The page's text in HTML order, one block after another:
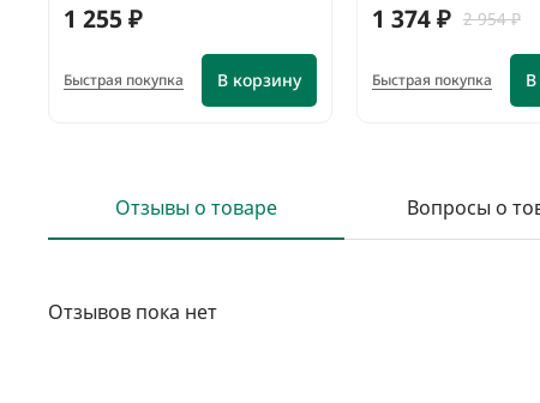
1 255 ₽
В корзину
Быстрая покупка
1 374 ₽ 2 954 ₽
Быстрая покупка
Отзывы о товаре Вопросы о
Отзывов пока нет